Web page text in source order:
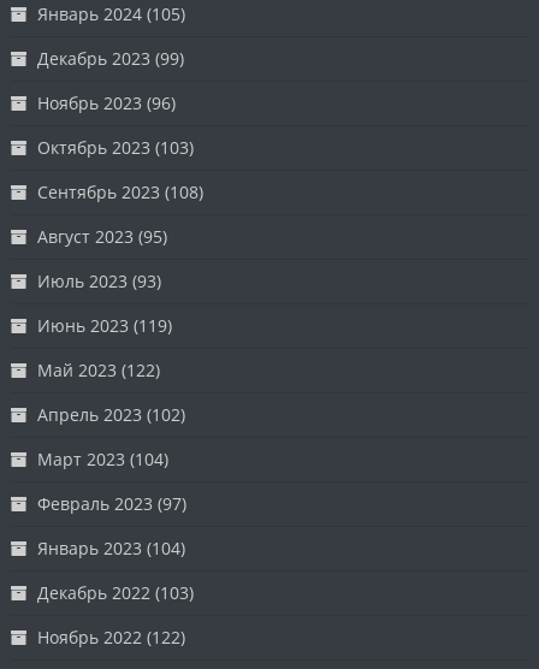
Январь 2024 (105)
Декабрь 2023 (99)
Ноябрь 2023 (96)
Октябрь 2023 (103)
Сентябрь 2023 (108)
Август 2023 (95)
Июль 2023 (93)
Июнь 2023 (119)
Май 2023 (122)
Апрель 2023 (102)
Март 2023 (104)
Февраль 2023 (97)
Январь 2023 (104)
Декабрь 2022 (103)
Ноябрь 2022 (122)